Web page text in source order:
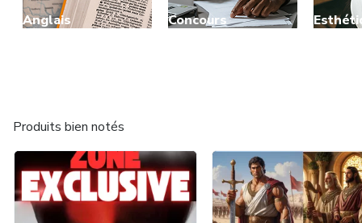
Anglais Concours
Produits bien notés